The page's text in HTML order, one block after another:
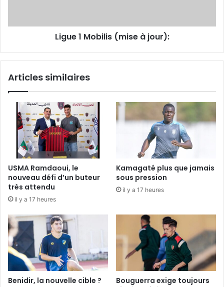
Ligue 1 Mobilis (mise à jour):
Articles similaires
USMA Ramdaoui, le
nouveau défi d’un buteur
très attendu
il y a 17 heures
Kamagaté plus que jamais
sous pression
il y a 17 heures
Benidir, la nouvelle cible ?
Bouguerra exige toujours